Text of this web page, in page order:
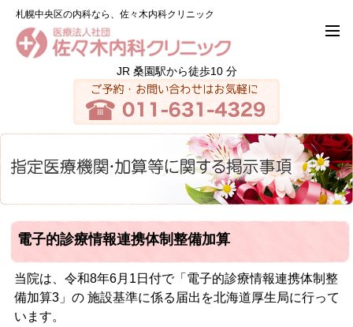
札幌中央区の内科なら、佐々木内科クリニック
JR 桑園駅から徒歩10 分
電子的診療情報連携体制整備加算
当院は、令和8年6月1日付で「電子的診療情報連携体制整
備加算3」の 施設基準に係る届出を北海道厚生局に行って
います。